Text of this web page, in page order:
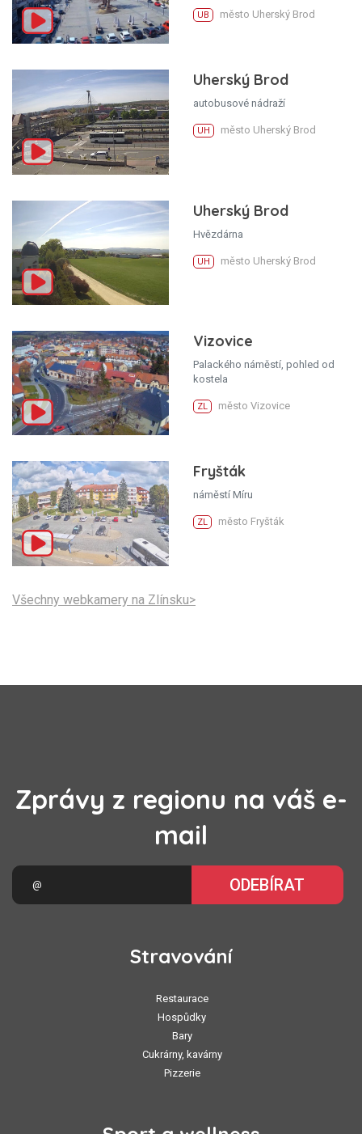
UB město Uherský Brod
Uherský Brod
autobusové nádraží
UH město Uherský Brod
Uherský Brod
Hvězdárna
UH město Uherský Brod
Vizovice
Palackého náměstí, pohled od
kostela
ZL město Vizovice
Fryšták
náměstí Míru
ZL město Fryšták
Všechny webkamery na Zlínsku>
Zprávy z regionu na váš e-
mail
ODEBÍRAT
Stravování
Restaurace
Hospůdky
Bary
Cukrárny, kavárny
Pizzerie